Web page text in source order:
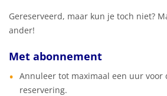
Gereserveerd, maar kun je toch niet?
ander!
Met abonnement
Annuleer tot maximaal een uur voor
reservering.